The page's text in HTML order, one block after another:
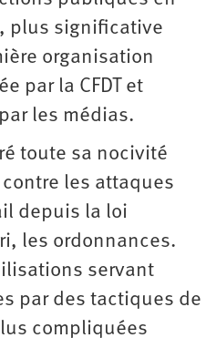
plus significative
organisation
par la CFDT et
les médias.
toute sa nocivité
les attaques
depuis la loi
les ordonnances.
servant
par des tactiques de
compliquées